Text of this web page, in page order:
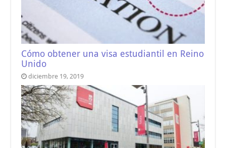
Cómo obtener una visa estudiantil en Reino
Unido
diciembre 19, 2019